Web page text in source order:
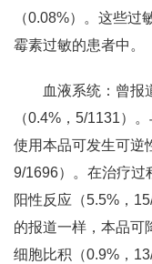
（0.08%）。这些
霉素过敏的患者中。
血液系统：曾报
（0.4%，5/1131）
使用本品可发生可逆
9/1696）。在治疗过
阳性反应（5.5%，
的报道一样，本品可
细胞比积（0.9%，